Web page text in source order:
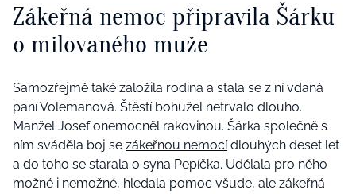
Zákeřná nemoc připravila Šárku
o milovaného muže
Samozřejmě také založila rodina a stala se z ní vdaná
paní Volemanová. Štěstí bohužel netrvalo dlouho.
Manžel Josef onemocněl rakovinou. Šárka společně s
ním sváděla boj se zákeřnou nemocídlouhých deset let
a do toho se starala o syna Pepíčka. Udělala pro něho
možné i nemožné, hledala pomoc všude, ale zákeřná